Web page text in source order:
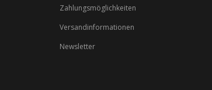
Zahlungsmöglichkeiten
Versandinformationen
Newsletter